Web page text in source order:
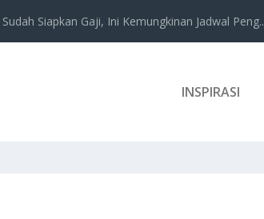
Siapkan Gaji, Ini Kemungkinan Jadwal
INSPIRASI